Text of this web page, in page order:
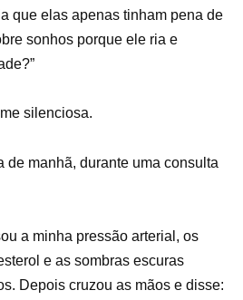
que elas apenas tinham pena de
sonhos porque ele ria e
silenciosa.
de manhã, durante uma consulta
a minha pressão arterial, os
e as sombras escuras
Depois cruzou as mãos e disse: